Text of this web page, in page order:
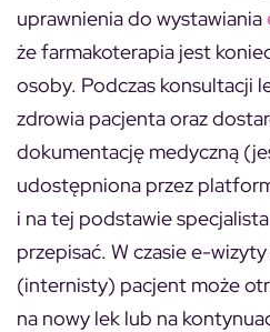
uprawnienia do wystawiania
że farmakoterapia jest
osoby. Podczas konsultacji
zdrowia pacjenta oraz
dokumentację medyczną
udostępniona przez
i na tej podstawie
przepisać. W czasie e-
(internisty) pacjent może
na nowy lek lub na